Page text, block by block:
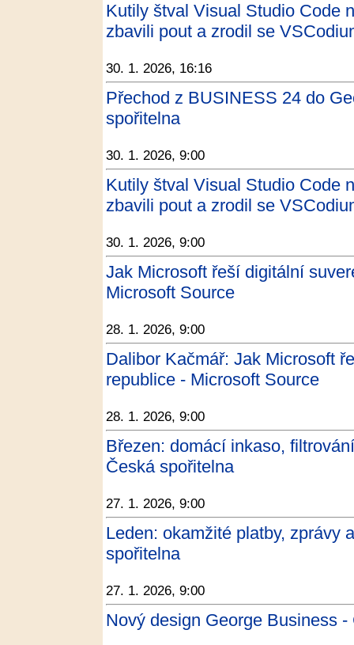
Kutily štval Visual Studio Code
zbavili pout a zrodil se
30. 1. 2026, 16:16
Přechod z BUSINESS 24 do
spořitelna
30. 1. 2026, 9:00
Kutily štval Visual Studio Code
zbavili pout a zrodil se
30. 1. 2026, 9:00
Jak Microsoft řeší digitální
Microsoft Source
28. 1. 2026, 9:00
Dalibor Kačmář: Jak Microsoft
republice - Microsoft Source
28. 1. 2026, 9:00
Březen: domácí inkaso,
Česká spořitelna
27. 1. 2026, 9:00
Leden: okamžité platby, zprávy
spořitelna
27. 1. 2026, 9:00
Nový design George Business